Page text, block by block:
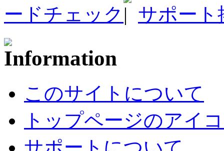
ードチェック
サポート
このサイトについて
トップページのアイ